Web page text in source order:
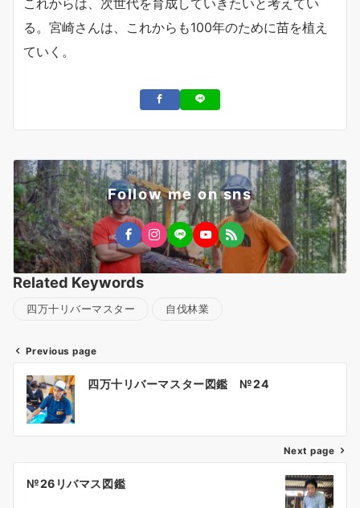
る。宮崎さんは、これからも100年のために苗を植え
ていく。
Follow me on sns
Related Keywords
四万十リバーマスター 自伐林業
投
稿
ナ
ビ
シ
Previous page
四万十リバーマスター図鑑 №24
Next page
№26リバマス図鑑